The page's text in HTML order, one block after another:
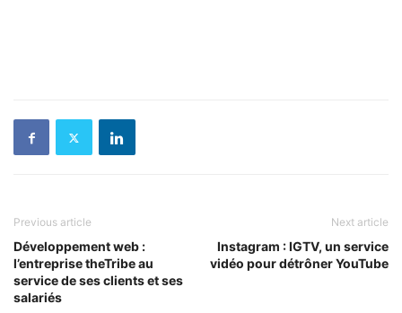
Previous article
Développement web :
l’entreprise theTribe au
service de ses clients et ses
salariés
Next article
Instagram : IGTV, un service
vidéo pour détrôner YouTube